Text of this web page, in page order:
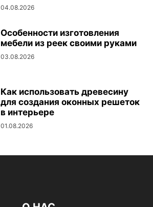
04.08.2026
Особенности изготовления
мебели из реек своими руками
03.08.2026
Как использовать древесину
для создания оконных решеток
в интерьере
01.08.2026